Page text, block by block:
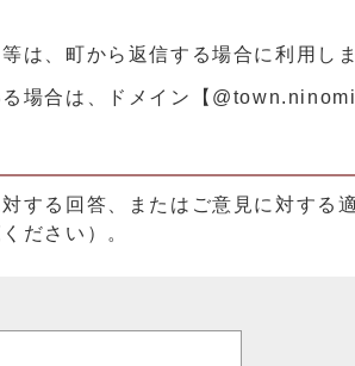
は、町から返信する場合に利用しま
場合は、ドメイン【
する回答、またはご意見に対す
ださい）。